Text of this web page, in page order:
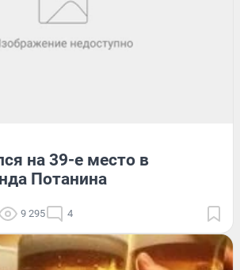
на 39-е место в
Потанина
9 295 4